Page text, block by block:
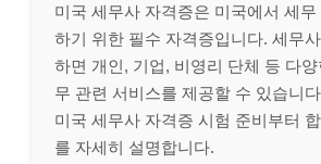
미국 세무사 자격증은 미국에서 세
하기 위한 필수 자격증입니다. 세무
하면 개인, 기업, 비영리 단체 등 다
무 관련 서비스를 제공할 수 있습니
미국 세무사 자격증 시험 준비부터
를 자세히 설명합니다.